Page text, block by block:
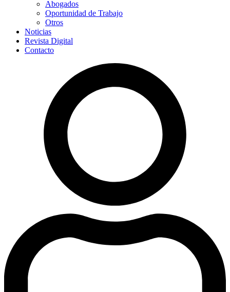
Abogados
Oportunidad de Trabajo
Otros
Noticias
Revista Digital
Contacto